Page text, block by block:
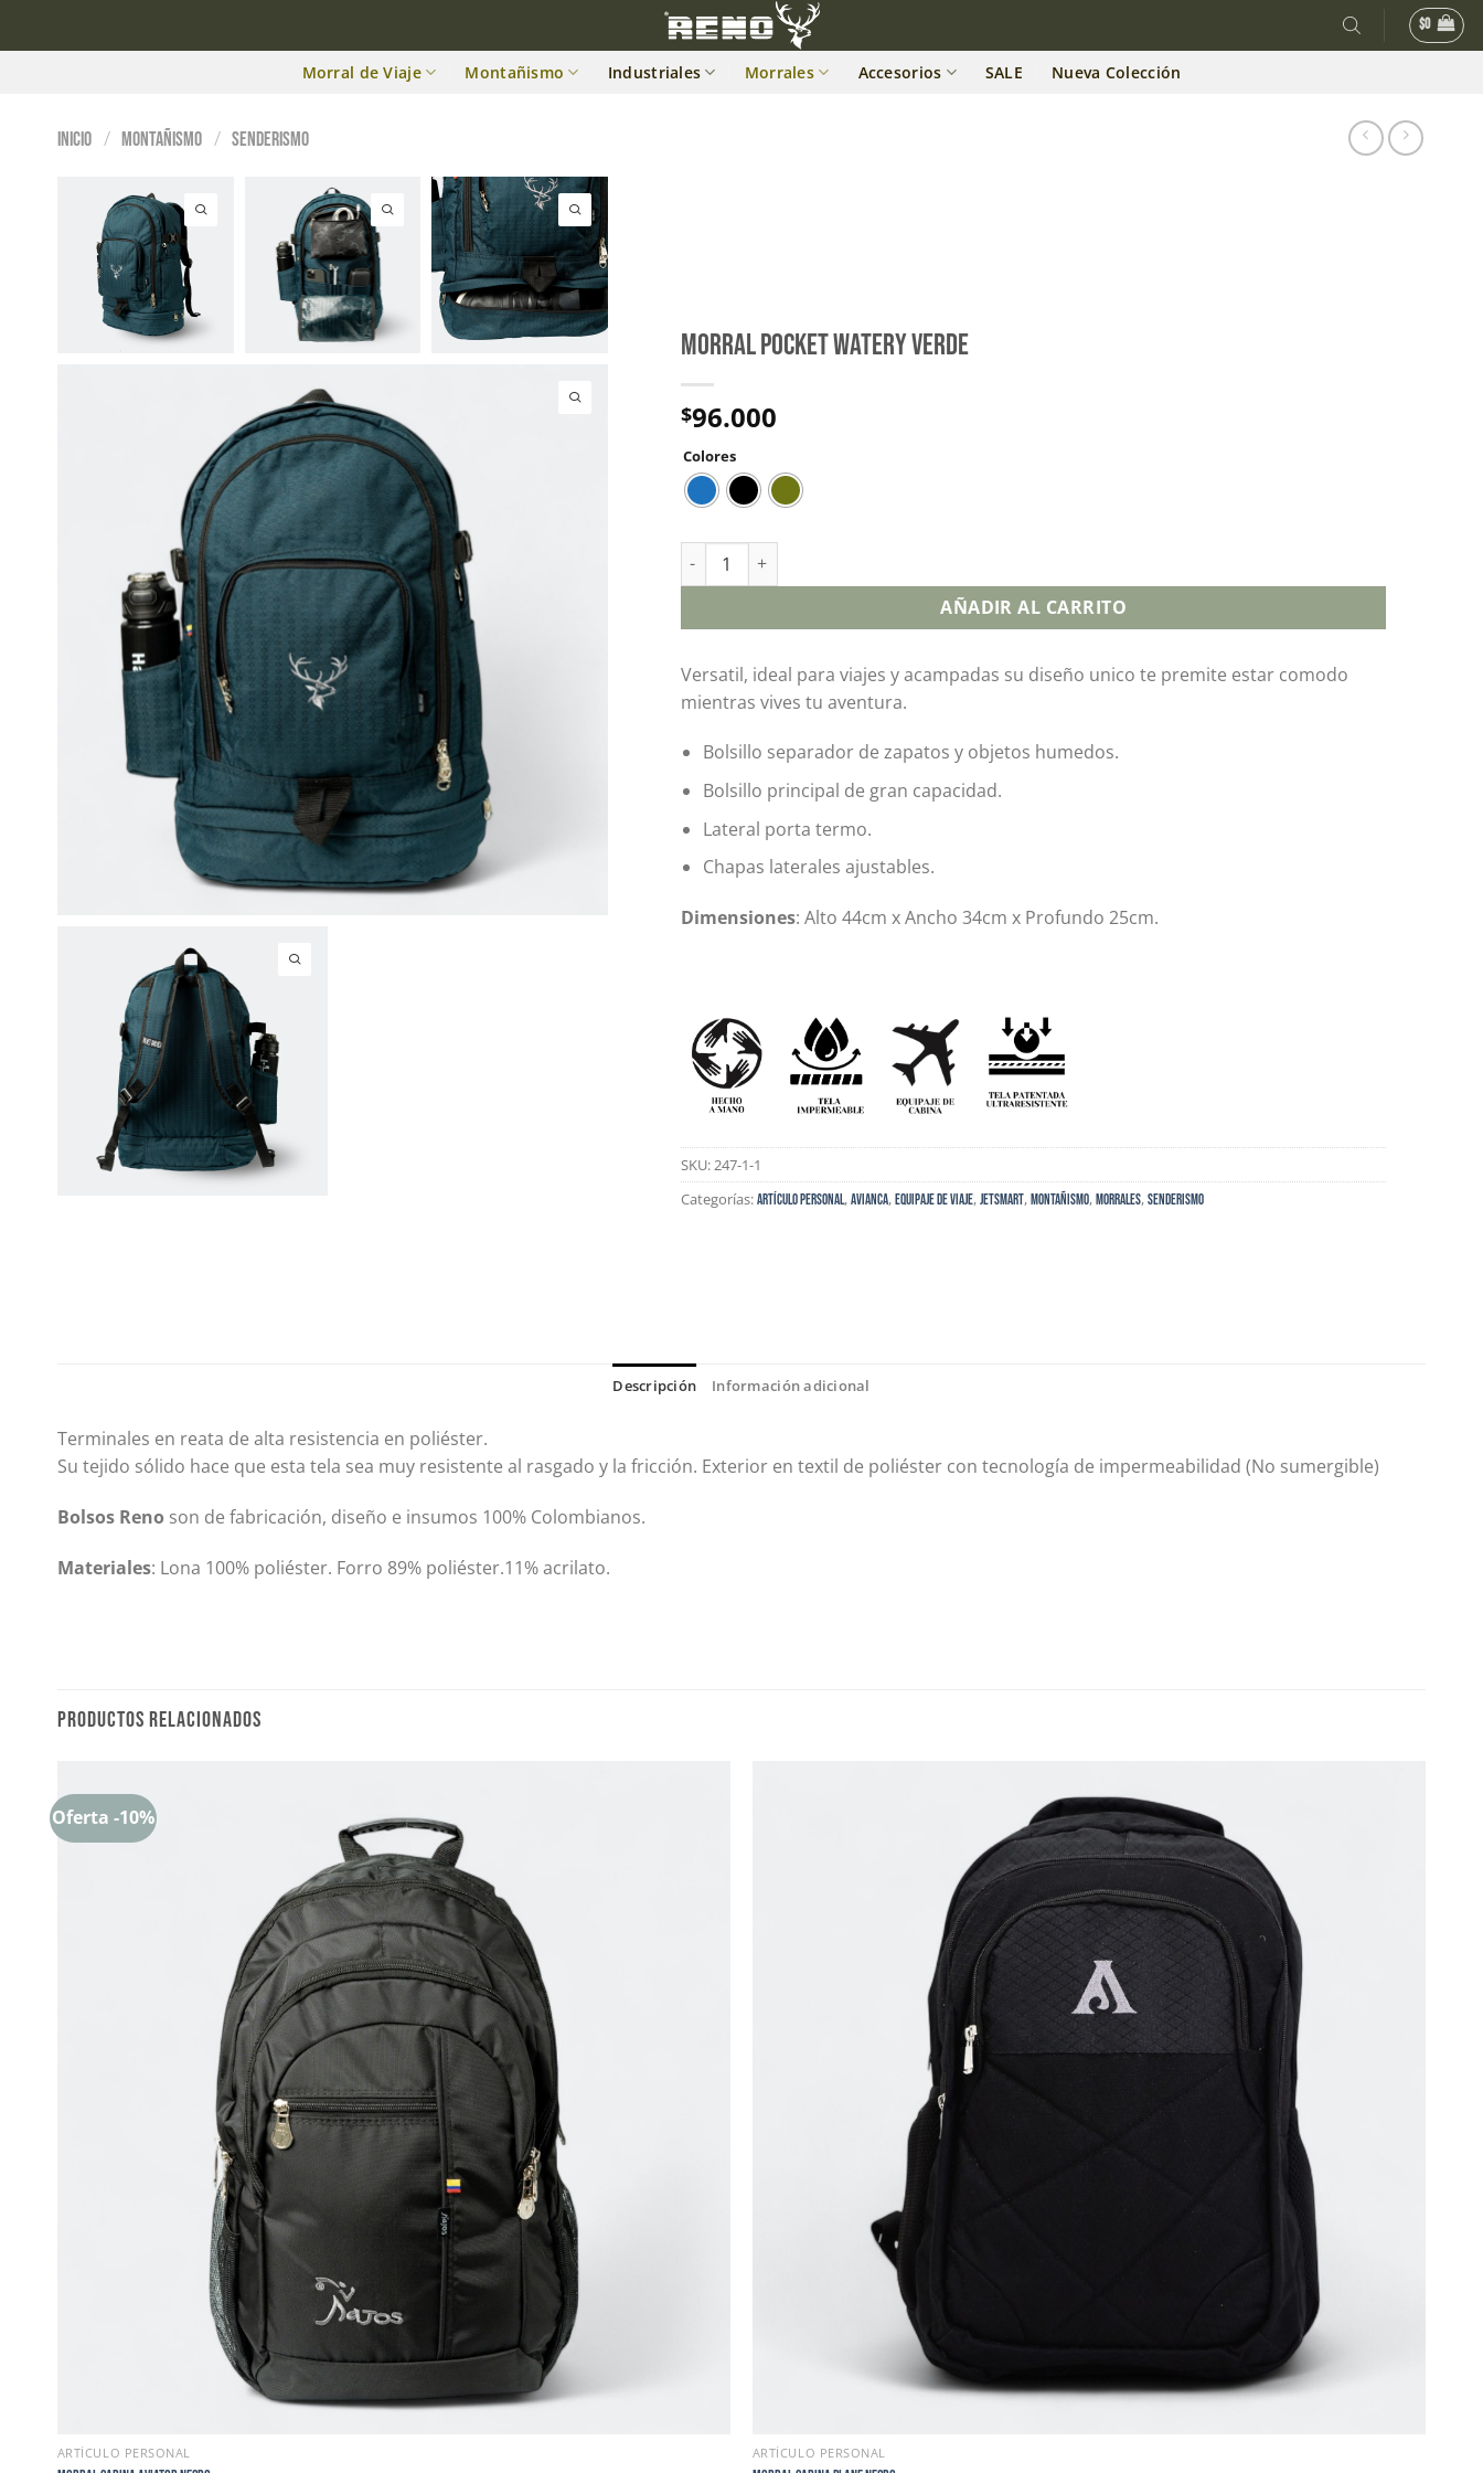
$0
Morral de Viaje Montañismo Industriales Morrales Accesorios SALE Nueva Colección
Inicio / MONTAÑISMO / Senderismo
MORRAL POCKET WATERY VERDE
$96.000
Colores
AÑADIR AL CARRITO
Versatil, ideal para viajes y acampadas su diseño unico te premite estar comodo
mientras vives tu aventura.
Bolsillo separador de zapatos y objetos humedos.
Bolsillo principal de gran capacidad.
Lateral porta termo.
Chapas laterales ajustables.
Dimensiones: Alto 44cm x Ancho 34cm x Profundo 25cm.
SKU:247-1-1
Categorías:Artículo Personal,AVIANCA,EQUIPAJE DE VIAJE,JETSMART,MONTAÑISMO,Morrales,Senderismo
Descripción Información adicional
Terminales en reata de alta resistencia en poliéster.
Su tejido sólido hace que esta tela sea muy resistente al rasgado y la fricción. Exterior en textil de poliéster con tecnología de impermeabilidad (No sumergible)
Bolsos Reno son de fabricación, diseño e insumos 100% Colombianos.
Materiales: Lona 100% poliéster. Forro 89% poliéster.11% acrilato.
PRODUCTOS RELACIONADOS
Oferta -10%
ARTÍCULO PERSONAL ARTÍCULO PERSONAL